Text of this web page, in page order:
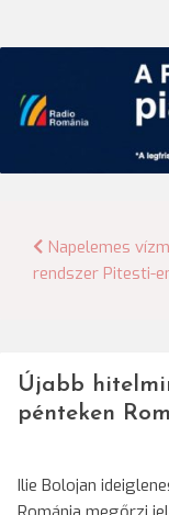
Napelemes
rendszer Pitesti-
Újabb
pénteken
Ilie Bolojan